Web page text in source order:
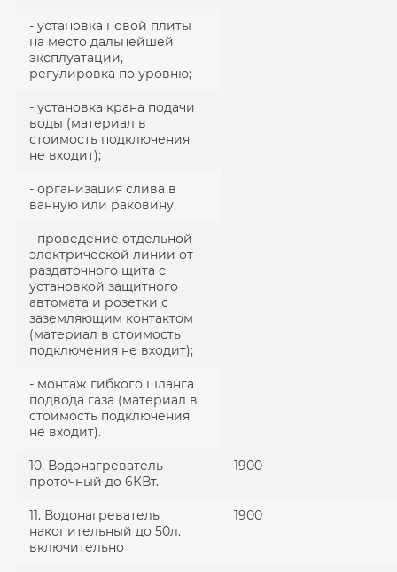
- установка новой плиты
на место дальнейшей
эксплуатации,
регулировка по уровню;
- установка крана подачи
воды (материал в
стоимость подключения
не входит);
- организация слива в
ванную или раковину.
- проведение отдельной
электрической линии от
раздаточного щита с
установкой защитного
автомата и розетки с
заземляющим контактом
(материал в стоимость
подключения не входит);
- монтаж гибкого шланга
подвода газа (материал в
стоимость подключения
не входит).
10. Водонагреватель
проточный до 6КВт.
1900
11. Водонагреватель
накопительный до 50л.
включительно
1900